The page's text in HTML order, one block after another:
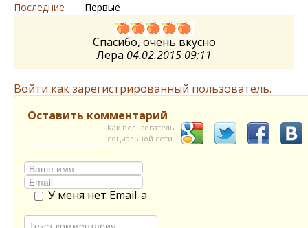
Последние Первые
Спасибо, очень вкусно
Лера 04.02.2015 09:11
Войти как зарегистрированный пользователь.
Оставить комментарий
Как пользователь
социальной сети
У меня нет Email-а